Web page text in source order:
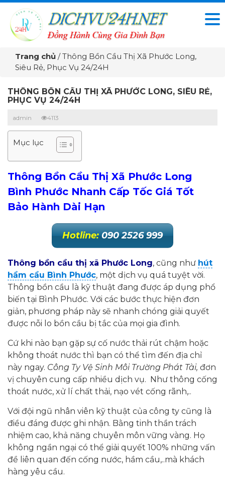
Trang chủ /Thông Bồn Cầu Thị Xã Phước Long,
Siêu Rẻ, Phục Vụ 24/24H
THÔNG BỒN CẦU THỊ XÃ PHƯỚC LONG, SIÊU RẺ,
PHỤC VỤ 24/24H
admin 4113
Mục lục
Thông Bồn Cầu Thị Xã Phước Long
Bình Phước Nhanh Cấp Tốc Giá Tốt
Bảo Hành Dài Hạn
Hotline: 090 2526 999
Thông bồn cầu thị xã Phước Long, cũng như hút
hầm cầu Bình Phước, một dịch vụ quá tuyệt vời.
Thông bồn cầu là kỹ thuật đang được áp dụng phổ
biến tại Bình Phước. Với các bước thực hiện đơn
giản, phương pháp này sẽ nhanh chóng giải quyết
được nỗi lo bồn cầu bị tắc của mọi gia đình.
Cứ khi nào bạn gặp sự cố nước thải rút chậm hoặc
không thoát nước thì bạn có thể tìm đến địa chỉ
này ngay. Công Ty Vệ Sinh Môi Trường Phát Tài, đơn
vị chuyên cung cấp nhiều dịch vụ. Như thông cống
thoát nước, xử lí chất thải, nạo vét cống rãnh,..
Với đội ngũ nhân viên kỹ thuật của công ty cũng là
điều đáng được ghi nhận. Bằng tinh thần trách
nhiệm cao, khả năng chuyên môn vững vàng. Họ
không ngần ngại có thể giải quyết 100% những vấn
đề liên quan đến cống nước, hầm cầu,..mà khách
hàng yêu cầu.